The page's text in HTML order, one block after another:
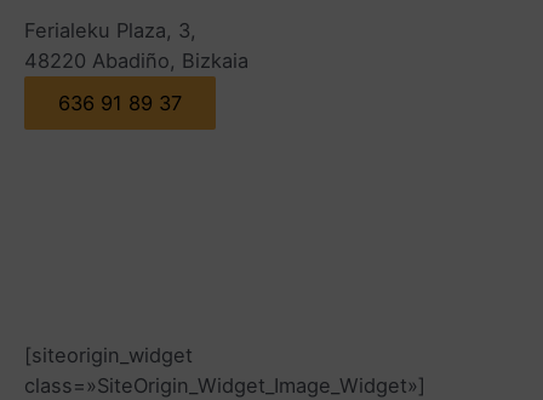
Ferialeku Plaza, 3,
48220 Abadiño, Bizkaia
636 91 89 37
[siteorigin_widget
class=»SiteOrigin_Widget_Image_Widget»]